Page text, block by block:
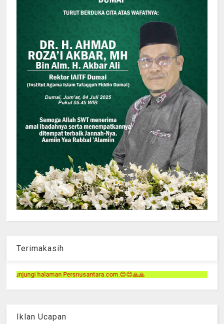
Terimakasih
Iklan Ucapan